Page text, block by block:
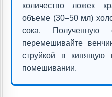
количество ложек
объеме (30–50 мл)
сока. Полученную
перемешивайте
струйкой в кипящую
помешивании.